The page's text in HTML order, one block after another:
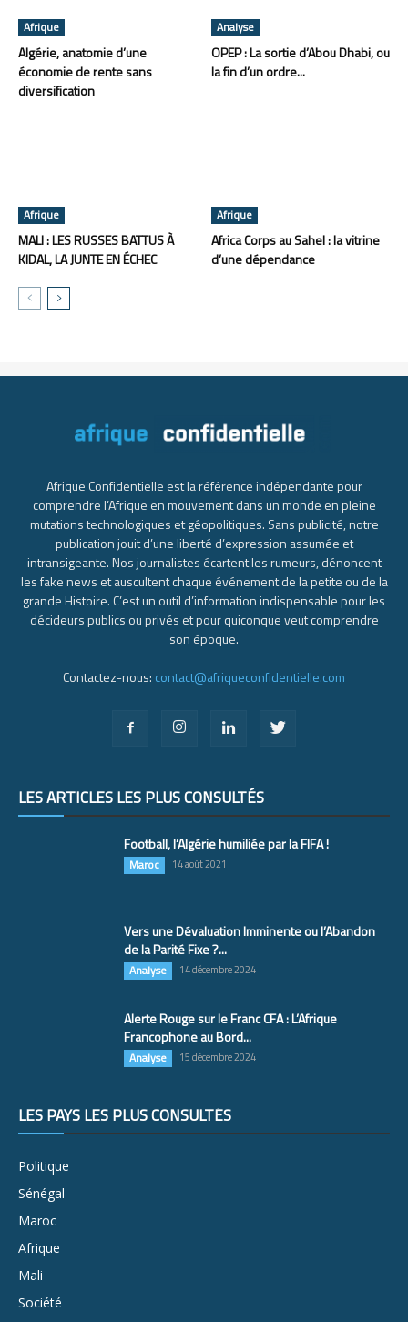
Afrique
Algérie, anatomie d’une
économie de rente sans
diversification
Analyse
OPEP : La sortie d’Abou Dhabi, ou
la fin d’un ordre...
Afrique
MALI : LES RUSSES BATTUS À
KIDAL, LA JUNTE EN ÉCHEC
Afrique
Africa Corps au Sahel : la vitrine
d’une dépendance
Afrique Confidentielle est la référence indépendante pour
comprendre l’Afrique en mouvement dans un monde en pleine
mutations technologiques et géopolitiques. Sans publicité, notre
publication jouit d’une liberté d’expression assumée et
intransigeante. Nos journalistes écartent les rumeurs, dénoncent
les fake news et auscultent chaque événement de la petite ou de la
grande Histoire. C’est un outil d’information indispensable pour les
décideurs publics ou privés et pour quiconque veut comprendre
son époque.
Contactez-nous: contact@afriqueconfidentielle.com
LES ARTICLES LES PLUS CONSULTÉS
Football, l’Algérie humiliée par la FIFA !
Maroc 14 août 2021
Vers une Dévaluation Imminente ou l’Abandon
de la Parité Fixe ?...
Analyse 14 décembre 2024
Alerte Rouge sur le Franc CFA : L’Afrique
Francophone au Bord...
Analyse 15 décembre 2024
LES PAYS LES PLUS CONSULTÉS
Politique
Sénégal
Maroc
Afrique
Mali
Société